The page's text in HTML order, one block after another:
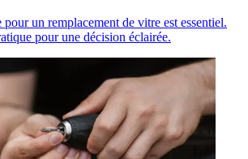
un remplacement de vitre est essentiel.
pour une décision éclairée.